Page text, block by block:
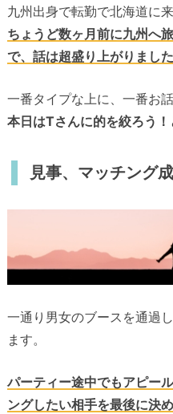
九州出身で転勤で北海道に
ちょうど数ヶ月前に九州へ
で、話は超盛り上がりました
一番タイプな上に、一番お話
本日はTさんに的を絞ろう！
見事、マッチング成
一通り男女のブースを通過
ます。
パーティー途中でもアピー
ングしたい相手を最後に決